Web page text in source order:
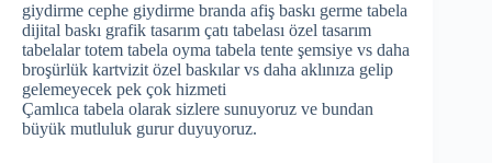
giydirme cephe giydirme branda afiş baskı germe tabela
dijital baskı grafik tasarım çatı tabelası özel tasarım
tabelalar totem tabela oyma tabela tente şemsiye vs daha
broşürlük kartvizit özel baskılar vs daha aklınıza gelip
gelemeyecek pek çok hizmeti
Çamlıca tabela olarak sizlere sunuyoruz ve bundan
büyük mutluluk gurur duyuyoruz.